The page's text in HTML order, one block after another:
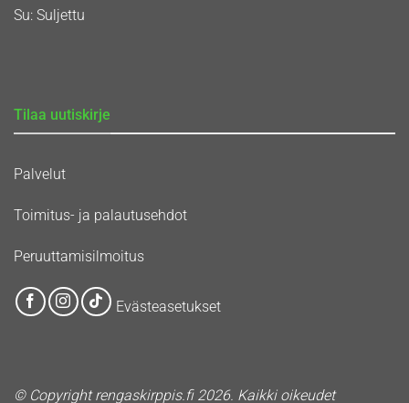
Su: Suljettu
Tilaa uutiskirje
Palvelut
Toimitus- ja palautusehdot
Peruuttamisilmoitus
Evästeasetukset
© Copyright rengaskirppis.fi 2026. Kaikki oikeudet